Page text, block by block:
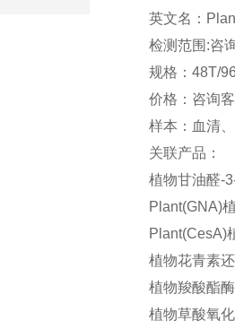
英文名：
检测范围:咨
规格：48T/
价格：咨询
样本：血清
关联产品：
植物甘油醛-
Plant(GNA)
Plant(CesA)
植物花青素
植物羧酸酯
植物草酸氧